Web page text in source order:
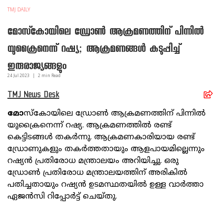
TMJ DAILY
മോസ്‌കോയിലെ ഡ്രോണ്‍ ആക്രമണത്തിന് പിന്നില്‍
യുക്രൈനെന്ന് റഷ്യ; ആക്രമണങ്ങള്‍ കടുപ്പിച്ച്
ഇരുരാജ്യങ്ങളും
24 Jul 2023 2 min Read
TMJ News Desk
മോസ്‌കോയിലെ ഡ്രോണ്‍ ആക്രമണത്തിന് പിന്നില്‍
യുക്രൈനെന്ന് റഷ്യ. ആക്രമണത്തില്‍ രണ്ട്
കെട്ടിടങ്ങള്‍ തകര്‍ന്നു. ആക്രമണകാരിയായ രണ്ട്
ഡ്രോണുകളും തകര്‍ത്തതായും ആളപായമില്ലെന്നും
റഷ്യന്‍ പ്രതിരോധ മന്ത്രാലയം അറിയിച്ചു. ഒരു
ഡ്രോണ്‍ പ്രതിരോധ മന്ത്രാലയത്തിന് അരികില്‍
പതിച്ചതായും റഷ്യന്‍ ഉടമസ്ഥതയില്‍ ഉള്ള വാര്‍ത്താ
ഏജന്‍സി റിപ്പോര്‍ട്ട് ചെയ്തു.